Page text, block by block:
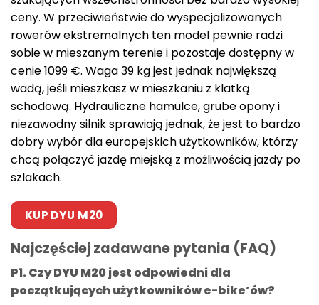
ceny. W przeciwieństwie do wyspecjalizowanych
rowerów ekstremalnych ten model pewnie radzi
sobie w mieszanym terenie i pozostaje dostępny w
cenie 1099 €. Waga 39 kg jest jednak największą
wadą, jeśli mieszkasz w mieszkaniu z klatką
schodową. Hydrauliczne hamulce, grube opony i
niezawodny silnik sprawiają jednak, że jest to bardzo
dobry wybór dla europejskich użytkowników, którzy
chcą połączyć jazdę miejską z możliwością jazdy po
szlakach.
KUP DYU M20
Najczęściej zadawane pytania (FAQ)
P1. Czy DYU M20 jest odpowiedni dla
początkujących użytkowników e-bike’ów?